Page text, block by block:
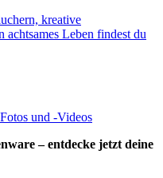
kreative
Leben findest du
und -Videos
– entdecke jetzt deine